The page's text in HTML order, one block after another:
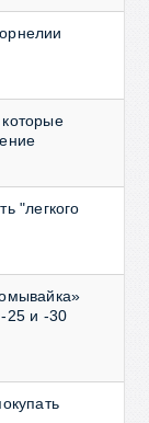
"легкого
25 и -30